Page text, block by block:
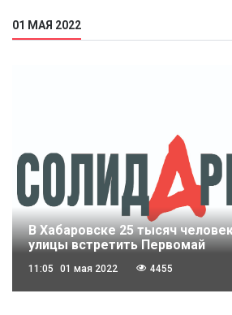
01 МАЯ 2022
В Хабаровске 25 тысяч
улицы встретить Первомай
11:05 01 мая 2022 4455